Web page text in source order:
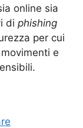
online sia
di phishing
per cui
e